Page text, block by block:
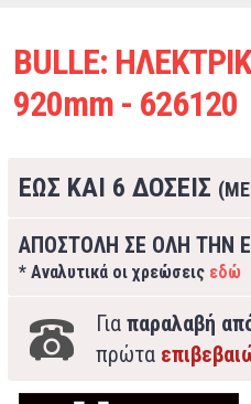
BULLE:
920mm - 626120
ΕΩΣ ΚΑΙ 6 ΔΟΣΕΙΣ
ΑΠΟΣΤΟΛΗ ΣΕ ΟΛΗ ΤΗΝ
* Αναλυτικά οι χρεώσεις εδώ
Για παραλαβή
πρώτα